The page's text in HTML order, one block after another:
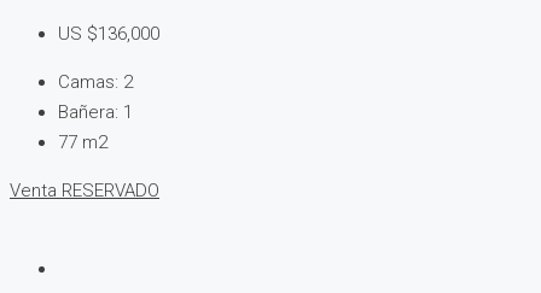
US $136,000
Camas: 2
Bañera: 1
77 m2
Venta RESERVADO